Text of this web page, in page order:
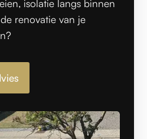
isolatie langs binnen
renovatie van je